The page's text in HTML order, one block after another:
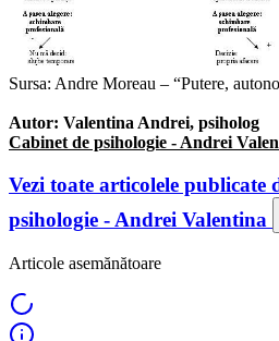
Sursa: Andre Moreau – “Putere,
Autor: Valentina Andrei, psiholog
Cabinet de psihologie - Andrei
Vezi toate articolele publicate
psihologie - Andrei Valentina
Articole asemănătoare